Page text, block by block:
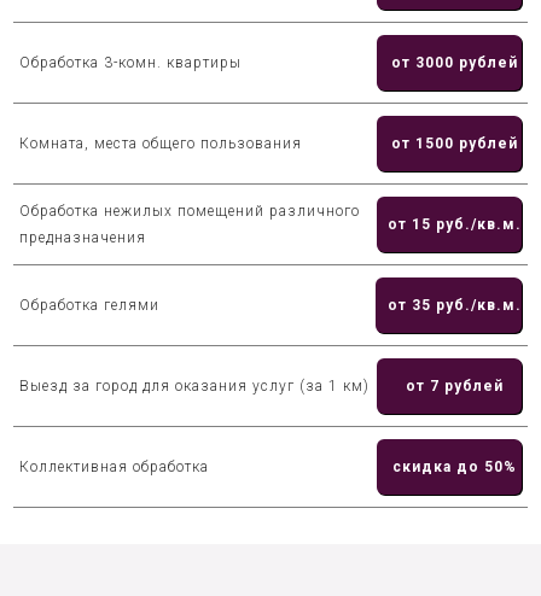
Обработка 3-комн. квартиры от 3000 рублей
Комната, места общего пользования от 1500 рублей
Обработка нежилых помещений различного
предназначения
от 15 руб./кв.м.
Обработка гелями от 35 руб./кв.м.
Выезд за город для оказания услуг (за 1 км) от 7 рублей
Коллективная обработка скидка до 50%